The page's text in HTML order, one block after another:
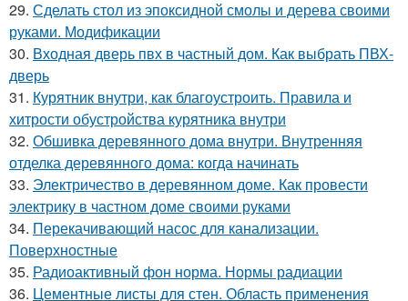
29. Сделать стол из эпоксидной смолы и дерева своими
руками. Модификации
30. Входная дверь пвх в частный дом. Как выбрать ПВХ-
дверь
31. Курятник внутри, как благоустроить. Правила и
хитрости обустройства курятника внутри
32. Обшивка деревянного дома внутри. Внутренняя
отделка деревянного дома: когда начинать
33. Электричество в деревянном доме. Как провести
электрику в частном доме своими руками
34. Перекачивающий насос для канализации.
Поверхностные
35. Радиоактивный фон норма. Нормы радиации
36. Цементные листы для стен. Область применения